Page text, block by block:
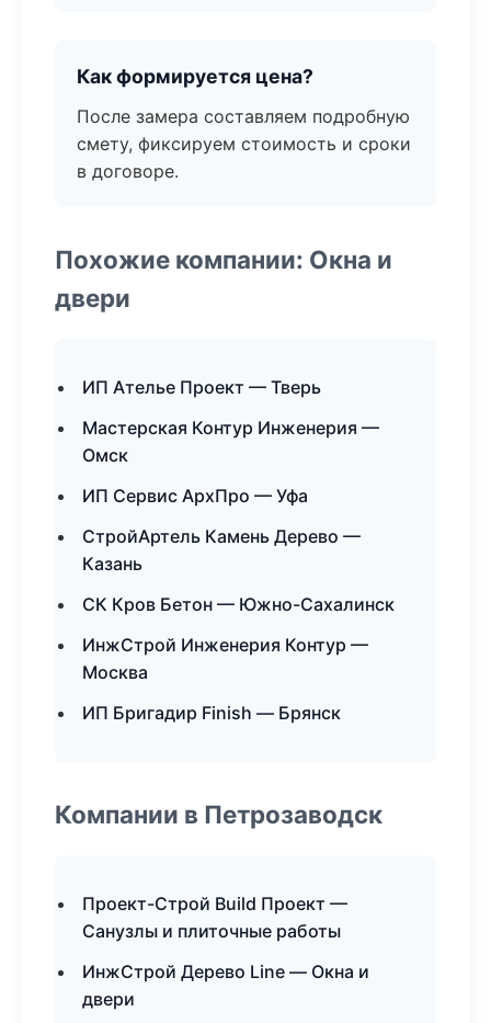
Как формируется цена?
После замера составляем подробную
смету, фиксируем стоимость и сроки
в договоре.
Похожие компании: Окна и
двери
ИП Ателье Проект — Тверь
Мастерская Контур Инженерия —
Омск
ИП Сервис АрхПро — Уфа
СтройАртель Камень Дерево —
Казань
СК Кров Бетон — Южно-Сахалинск
ИнжСтрой Инженерия Контур —
Москва
ИП Бригадир Finish — Брянск
Компании в Петрозаводск
Проект-Строй Build Проект —
Санузлы и плиточные работы
ИнжСтрой Дерево Line — Окна и
двери